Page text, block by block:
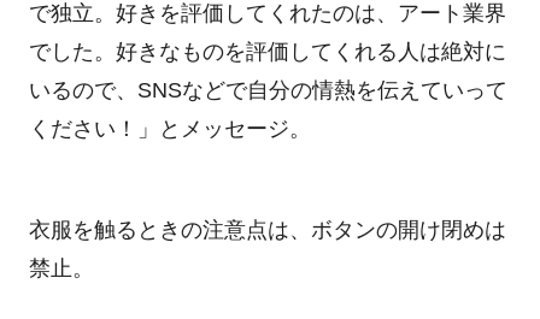
で独立。好きを評価してくれたのは、アート業界
でした。好きなものを評価してくれる人は絶対に
いるので、 SNSなどで自分の情熱を伝えていって
ください！」とメッセージ。
衣服を触るときの注意点は、ボタンの開け閉めは
禁止。